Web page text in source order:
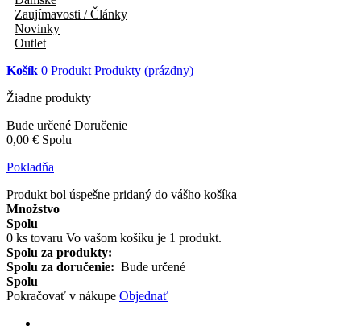
Zaujímavosti / Články
Novinky
Outlet
Košík 0 Produkt Produkty (prázdny)
Žiadne produkty
Bude určené Doručenie
0,00 € Spolu
Pokladňa
Produkt bol úspešne pridaný do vášho košíka
Množstvo
Spolu
0 ks tovaru Vo vašom košíku je 1 produkt.
Spolu za produkty:
Spolu za doručenie: Bude určené
Spolu
Pokračovať v nákupe Objednať